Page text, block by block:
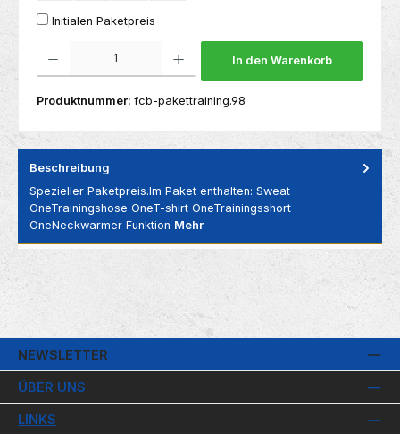
Initialen Paketpreis
In den Warenkorb
Produktnummer: fcb-pakettraining.98
Beschreibung
Spezieller Paketpreis.Im Paket enthalten: Sweat
OneTrainingshose OneT-shirt OneTrainingsshort
OneNeckwarmer Funktion Mehr
NEWSLETTER
ÜBER UNS
LINKS